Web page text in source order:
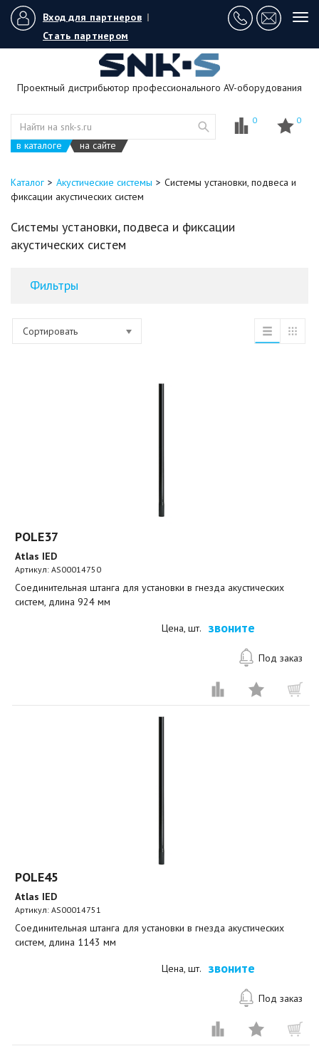
Вход для партнеров |
Стать партнером
Проектный дистрибьютор профессионального AV-оборудования
в каталоге на сайте
0 0
Каталог Акустические системы
Системы установки, подвеса и
фиксации акустических систем
Системы установки, подвеса и фиксации
акустических систем
Фильтры
Сортировать
POLE37
Atlas IED
Артикул:AS00014750
Соединительная штанга для установки в гнезда акустических
систем, длина 924 мм
Цена, шт. звоните
Под заказ
POLE45
Atlas IED
Артикул:AS00014751
Соединительная штанга для установки в гнезда акустических
систем, длина 1143 мм
Цена, шт. звоните
Под заказ